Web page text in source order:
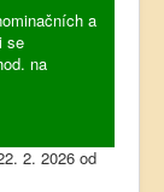
a
se
na
2. 2026 od